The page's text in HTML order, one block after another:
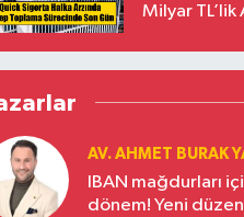
Milyar TL’lik
Eriyor
AV. AHMET BURAK
IBAN mağdurları
dönem! Yeni